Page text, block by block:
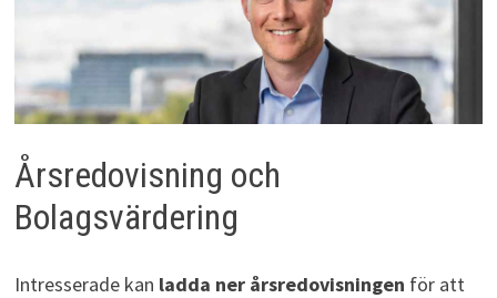
Årsredovisning och
Bolagsvärdering
Intresserade kan ladda ner årsredovisningen för att